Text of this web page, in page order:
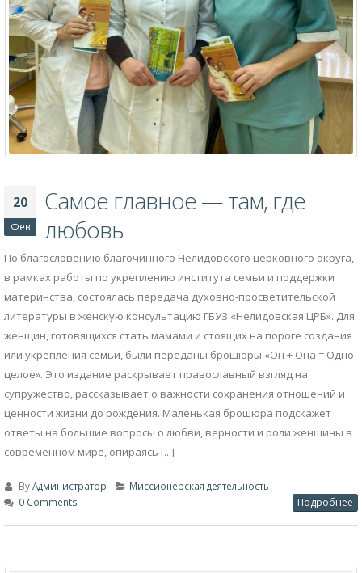
20
Фев
Самое главное — там, где
любовь
По благословению благочинного Нелидовского церковного округа,
в рамках работы по укреплению института семьи и поддержки
материнства, состоялась передача духовно-просветительской
литературы в женскую консультацию ГБУЗ «Нелидовская ЦРБ». Для
женщин, готовящихся стать мамами и стоящих на пороге создания
или укрепления семьи, были переданы брошюры «Он + Она = Одно
целое». Это издание раскрывает православный взгляд на
супружество, рассказывает о важности сохранения отношений и
ценности жизни до рождения. Маленькая брошюра подскажет
ответы на большие вопросы о любви, верности и роли женщины в
современном мире, опираясь [...]
ByАдминистратор
Миссионерская деятельность
0 Comments
Подробнее